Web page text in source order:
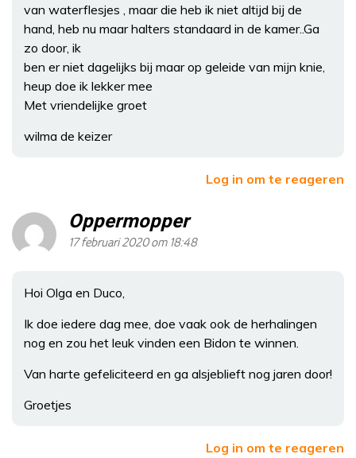
van waterflesjes , maar die heb ik niet altijd bij de
hand, heb nu maar halters standaard in de kamer..Ga
zo door, ik
ben er niet dagelijks bij maar op geleide van mijn knie,
heup doe ik lekker mee
Met vriendelijke groet
wilma de keizer
Log in om te reageren
Oppermopper
17 februari 2020 om 18:48
Hoi Olga en Duco,
Ik doe iedere dag mee, doe vaak ook de herhalingen
nog en zou het leuk vinden een Bidon te winnen.
Van harte gefeliciteerd en ga alsjeblieft nog jaren door!
Groetjes
Log in om te reageren